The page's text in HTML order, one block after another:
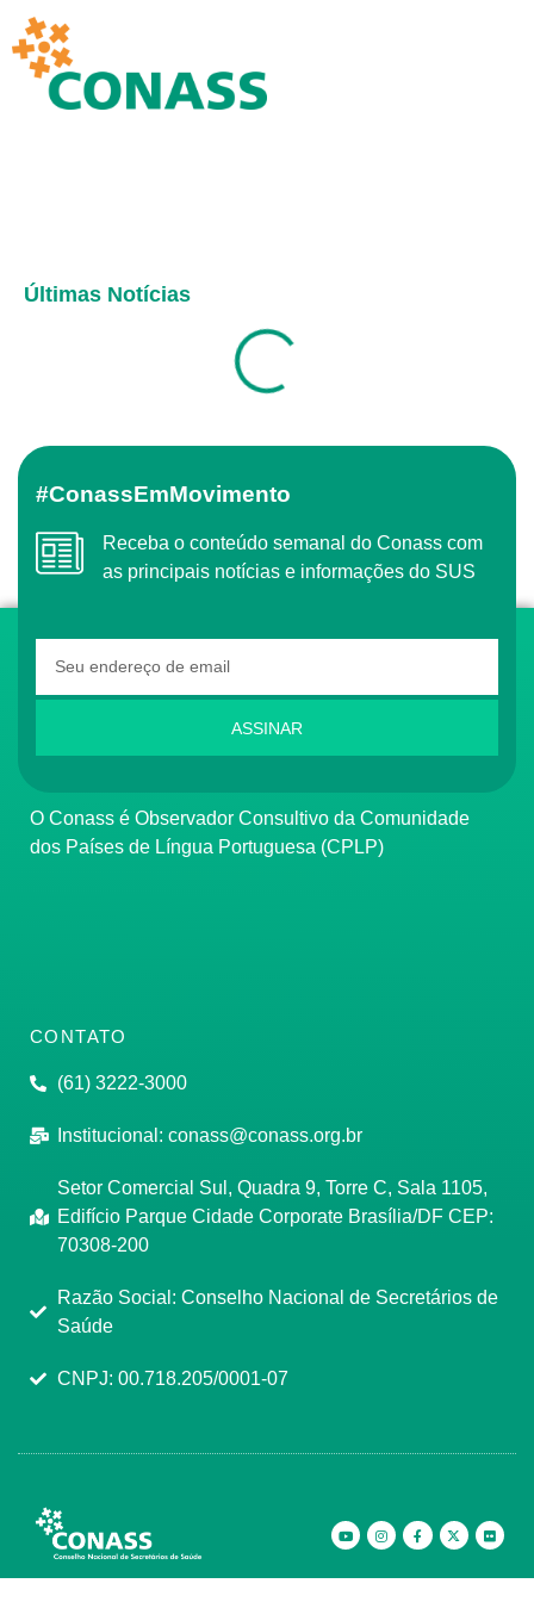
Últimas Notícias
#ConassEmMovimento
Receba o conteúdo semanal do Conass com
as principais notícias e informações do SUS
ASSINAR
O Conass é Observador Consultivo da Comunidade
dos Países de Língua Portuguesa (CPLP)
CONTATO
(61) 3222-3000
Institucional: conass@conass.org.br
Setor Comercial Sul, Quadra 9, Torre C, Sala 1105,
Edifício Parque Cidade Corporate Brasília/DF CEP:
70308-200
Razão Social: Conselho Nacional de Secretários de
Saúde
CNPJ: 00.718.205/0001-07